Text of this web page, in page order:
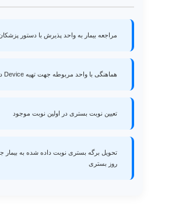
مراجعه بیمار به واحد پذیرش با دستور
هماهنگی با واحد مربوطه جهت تهیه Device در صورت نیاز
تعیین نوبت بستری در اولین نوبت موجود
تحویل برگه بستری نوبت داده شده به بیمار
روز بستری